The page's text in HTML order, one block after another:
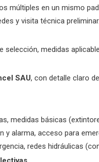
múltiples en un mismo
y visita técnica preliminar.
selección, medidas
SAU, con detalle claro
medidas básicas
y alarma, acceso para
redes hidráulicas